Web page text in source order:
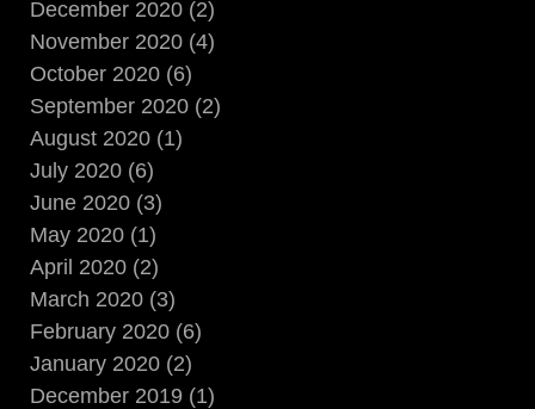
December 2020 (2)
November 2020 (4)
October 2020 (6)
September 2020 (2)
August 2020 (1)
July 2020 (6)
June 2020 (3)
May 2020 (1)
April 2020 (2)
March 2020 (3)
February 2020 (6)
January 2020 (2)
December 2019 (1)